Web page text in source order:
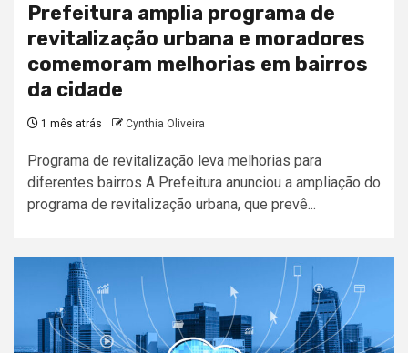
Prefeitura amplia programa de
revitalização urbana e moradores
comemoram melhorias em bairros
da cidade
1 mês atrás Cynthia Oliveira
Programa de revitalização leva melhorias para
diferentes bairros A Prefeitura anunciou a ampliação do
programa de revitalização urbana, que prevê...